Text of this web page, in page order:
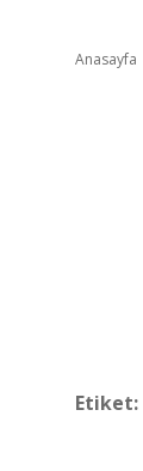
Anasayfa
Etiket: